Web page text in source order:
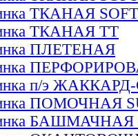
ТКАНАЯ
ТКАНАЯ ТТ
ПЛЕТЕНАЯ
п/э
ПОМОЧНАЯ
БАШМАЧНАЯ